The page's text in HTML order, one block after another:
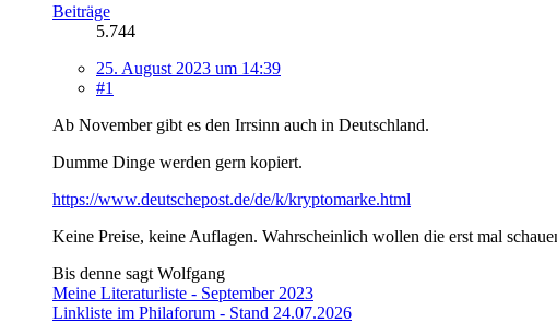
Beiträge
5.744
25. August 2023 um 14:39
#1
Ab November gibt es den Irrsinn auch in Deutschland.
Dumme Dinge werden gern kopiert.
https://www.deutschepost.de/de/k/kryptomarke.html
Keine Preise, keine Auflagen. Wahrscheinlich wollen die erst mal
Bis denne sagt Wolfgang
Meine Literaturliste - September 2023
Linkliste im Philaforum - Stand 24.07.2026